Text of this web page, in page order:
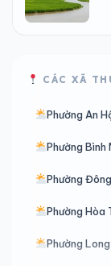
CÁC XÃ
Phường An
Phường Bình
Phường
Phường Hòa
Phường